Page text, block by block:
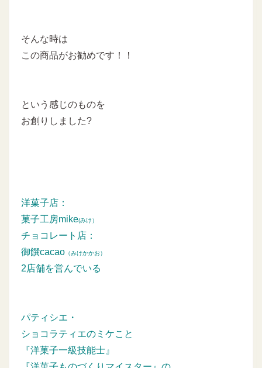
そんな時は
この商品がお勧めです！！
という感じのものを
お創りしました?
洋菓子店：
菓子工房mike(みけ）
チョコレート店：
御饌cacao （みけかかお）
2店舗を営んでいる
パティシエ・
ショコラティエのミケこと
『洋菓子一級技能士』